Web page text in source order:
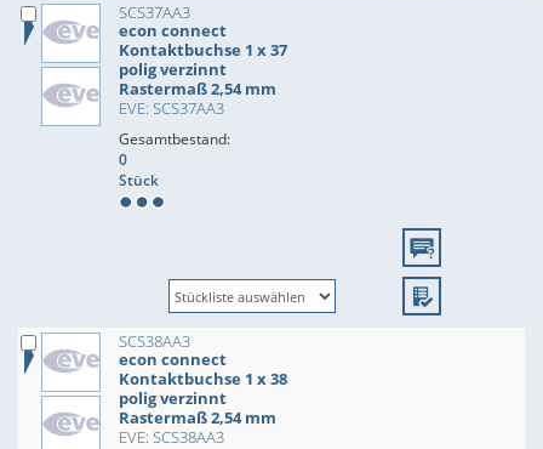
SCS37AA3
econ connect
Kontaktbuchse 1 x 37
polig verzinnt
Rastermaß 2,54 mm
EVE: SCS37AA3
Gesamtbestand:
0
Stück
SCS38AA3
econ connect
Kontaktbuchse 1 x 38
polig verzinnt
Rastermaß 2,54 mm
EVE: SCS38AA3